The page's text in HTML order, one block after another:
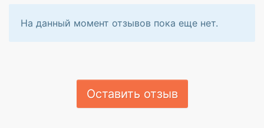
На данный момент отзывов пока еще нет.
Оставить отзыв